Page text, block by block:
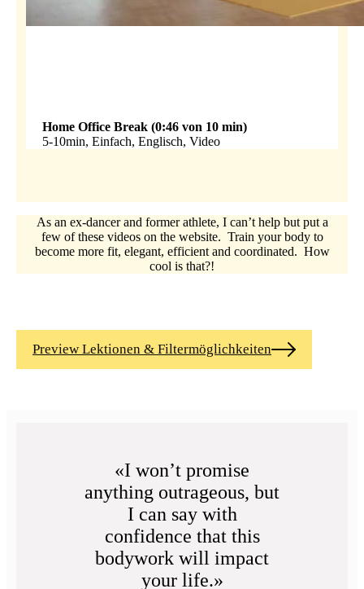
Home Office Break (0:46 von 10 min)
5-10min, Einfach, Englisch, Video
As an ex-dancer and former athlete, I can’t help but put a
few of these videos on the website. Train your body to
become more fit, elegant, efficient and coordinated. How
cool is that?!
Preview Lektionen & Filtermöglichkeiten
«I won’t promise
anything outrageous, but
I can say with
confidence that this
bodywork will impact
your life.»